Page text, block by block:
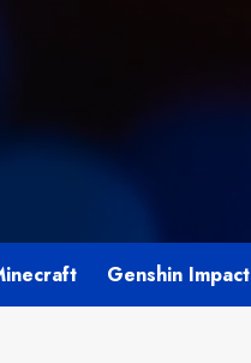
Genshin Impact